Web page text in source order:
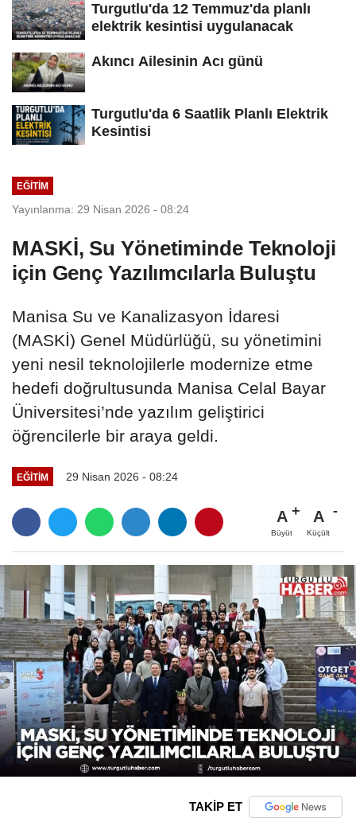
Turgutlu'da 12 Temmuz'da planlı
elektrik kesintisi uygulanacak
Akıncı Ailesinin Acı günü
Turgutlu'da 6 Saatlik Planlı Elektrik
Kesintisi
EĞİTİM
Yayınlanma: 29 Nisan 2026 - 08:24
MASKİ, Su Yönetiminde Teknoloji
için Genç Yazılımcılarla Buluştu
Manisa Su ve Kanalizasyon İdaresi
(MASKİ) Genel Müdürlüğü, su yönetimini
yeni nesil teknolojilerle modernize etme
hedefi doğrultusunda Manisa Celal Bayar
Üniversitesi’nde yazılım geliştirici
öğrencilerle bir araya geldi.
EĞİTİM 29 Nisan 2026 - 08:24
A
Büyüt
A
Küçült
TAKİP ET